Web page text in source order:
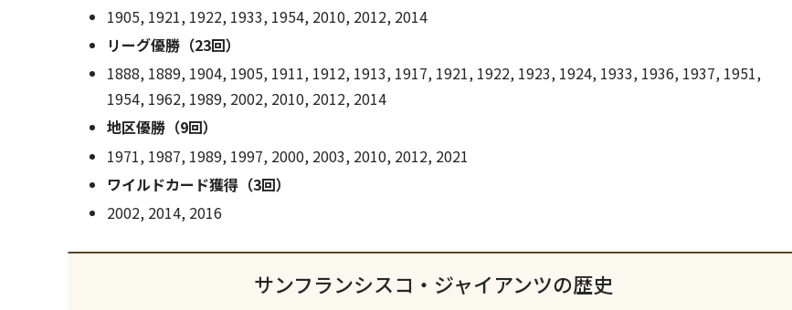
1905, 1921, 1922, 1933, 1954, 2010, 2012, 2014
リーグ優勝（23回）
1888, 1889, 1904, 1905, 1911, 1912, 1913, 1917, 1921, 1922, 1923, 1924, 1933, 1936, 1937, 1951,
1954, 1962, 1989, 2002, 2010, 2012, 2014
地区優勝（9回）
1971, 1987, 1989, 1997, 2000, 2003, 2010, 2012, 2021
ワイルドカード獲得（3回）
2002, 2014, 2016
サンフランシスコ・ジャイアンツの歴史